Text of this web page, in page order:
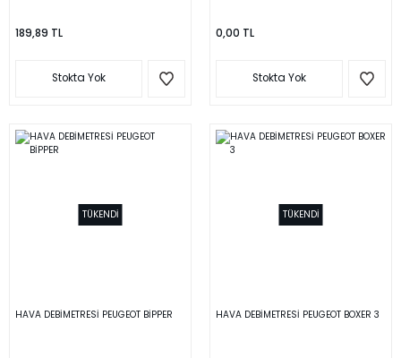
189,89 TL
Stokta Yok
0,00 TL
Stokta Yok
TÜKENDİ
HAVA DEBİMETRESİ PEUGEOT BİPPER
TÜKENDİ
HAVA DEBİMETRESİ PEUGEOT BOXER 3